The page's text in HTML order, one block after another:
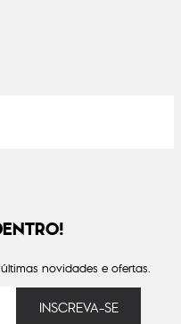
novidades e ofertas.